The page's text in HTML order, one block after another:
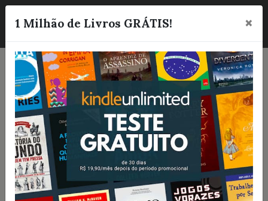
☰
1 Milhão de Livros GRÁTIS! ×